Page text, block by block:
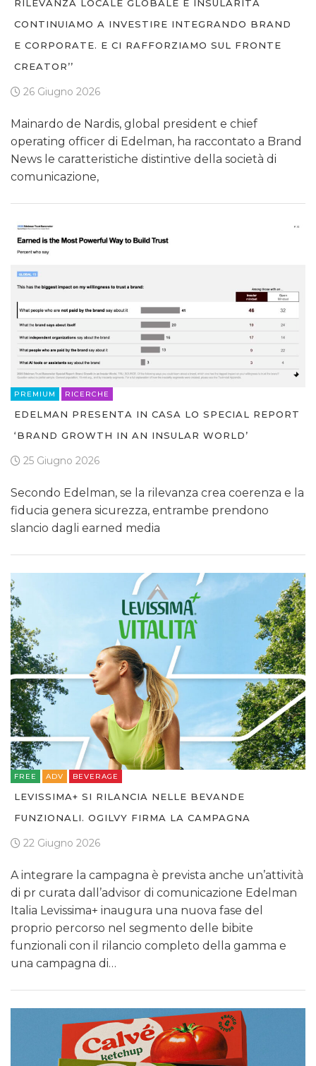
RILEVANZA LOCALE GLOBALE E INSULARITÀ
CONTINUIAMO A INVESTIRE INTEGRANDO BRAND
E CORPORATE. E CI RAFFORZIAMO SUL FRONTE
CREATOR’’
26 Giugno 2026
Mainardo de Nardis, global president e chief
operating officer di Edelman, ha raccontato a Brand
News le caratteristiche distintive della società di
comunicazione,
PREMIUM RICERCHE
EDELMAN PRESENTA IN CASA LO SPECIAL REPORT
‘BRAND GROWTH IN AN INSULAR WORLD’
25 Giugno 2026
Secondo Edelman, se la rilevanza crea coerenza e la
fiducia genera sicurezza, entrambe prendono
slancio dagli earned media
FREE ADV BEVERAGE
LEVISSIMA+ SI RILANCIA NELLE BEVANDE
FUNZIONALI. OGILVY FIRMA LA CAMPAGNA
22 Giugno 2026
A integrare la campagna è prevista anche un’attività
di pr curata dall’advisor di comunicazione Edelman
Italia Levissima+ inaugura una nuova fase del
proprio percorso nel segmento delle bibite
funzionali con il rilancio completo della gamma e
una campagna di…